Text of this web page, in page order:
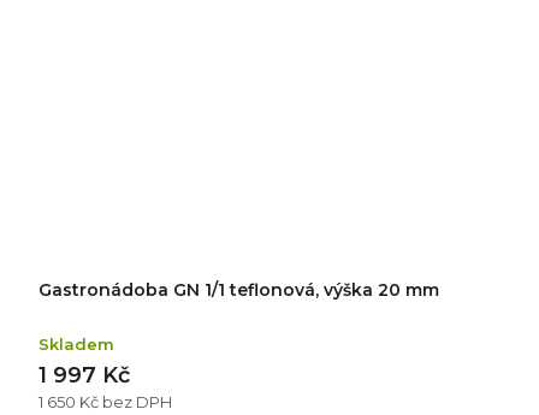
Gastronádoba GN 1/1 teflonová, výška 20 mm
Skladem
1 650 Kč bez DPH
1 997 Kč